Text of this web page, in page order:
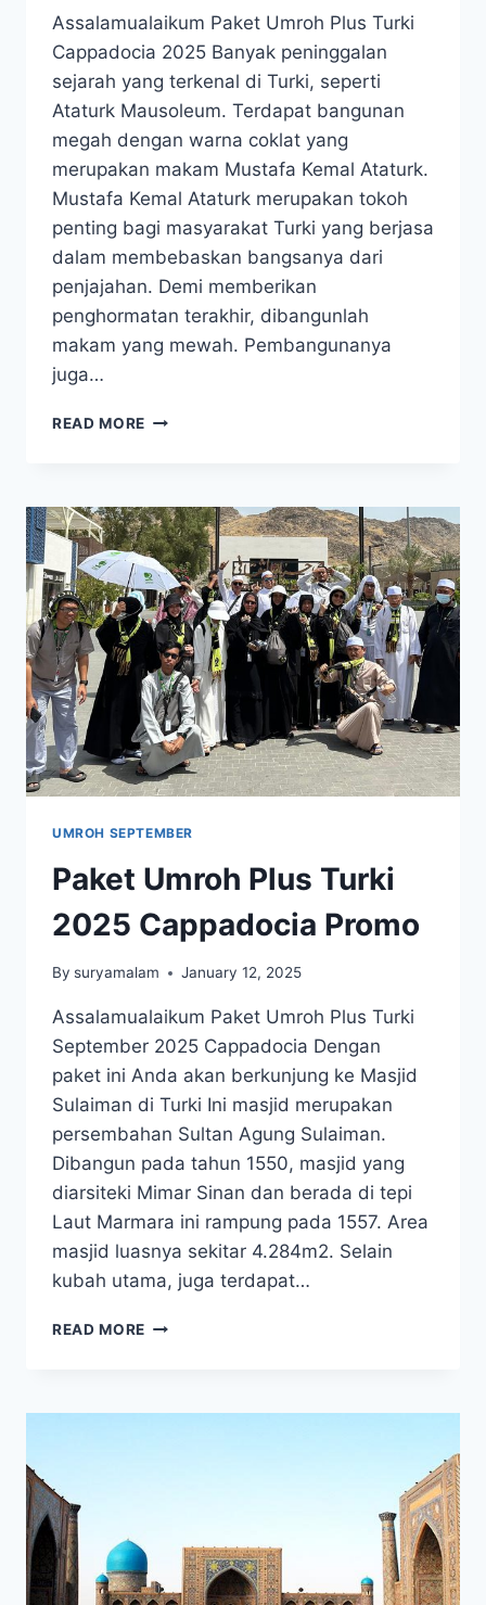
Assalamualaikum Paket Umroh Plus Turki
Cappadocia 2025 Banyak peninggalan
sejarah yang terkenal di Turki, seperti
Ataturk Mausoleum. Terdapat bangunan
megah dengan warna coklat yang
merupakan makam Mustafa Kemal Ataturk.
Mustafa Kemal Ataturk merupakan tokoh
penting bagi masyarakat Turki yang berjasa
dalam membebaskan bangsanya dari
penjajahan. Demi memberikan
penghormatan terakhir, dibangunlah
makam yang mewah. Pembangunanya
juga…
READ MORE PROMO
CAPPADOCIA
2025
UMROH SEPTEMBER
Paket Umroh Plus Turki
2025 Cappadocia Promo
By suryamalam January 12, 2025
Assalamualaikum Paket Umroh Plus Turki
September 2025 Cappadocia Dengan
paket ini Anda akan berkunjung ke Masjid
Sulaiman di Turki Ini masjid merupakan
persembahan Sultan Agung Sulaiman.
Dibangun pada tahun 1550, masjid yang
diarsiteki Mimar Sinan dan berada di tepi
Laut Marmara ini rampung pada 1557. Area
masjid luasnya sekitar 4.284m2. Selain
kubah utama, juga terdapat…
READ MORE PAKET
2025